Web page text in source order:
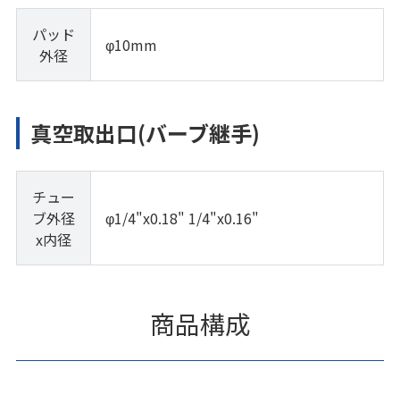
パッド
外径
φ10mm
真空取出口(バーブ継手)
チュー
ブ外径
x内径
φ1/4"x0.18" 1/4"x0.16"
商品構成